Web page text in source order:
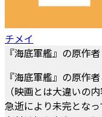
チメイ
『海底軍艦』の原作者
『海底軍艦』の原作
（映画とは大違いの
急逝により未完とな